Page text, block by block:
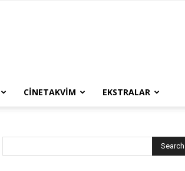
CINETAKVIM EKSTRALAR